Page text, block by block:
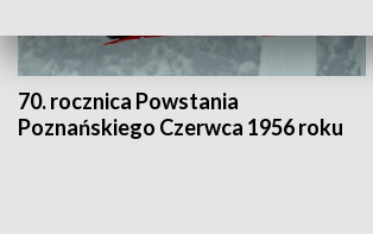
70. rocznica Powstania
Poznańskiego Czerwca 1956 roku